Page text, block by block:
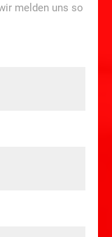
melden uns so